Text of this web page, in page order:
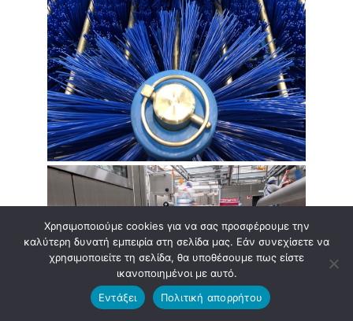
Χρησιμοποιούμε cookies για να σας προσφέρουμε την
καλύτερη δυνατή εμπειρία στη σελίδα μας. Εάν συνεχίσετε να
χρησιμοποιείτε τη σελίδα, θα υποθέσουμε πως είστε
ικανοποιημένοι με αυτό.
Εντάξει
Πολιτική απορρήτου